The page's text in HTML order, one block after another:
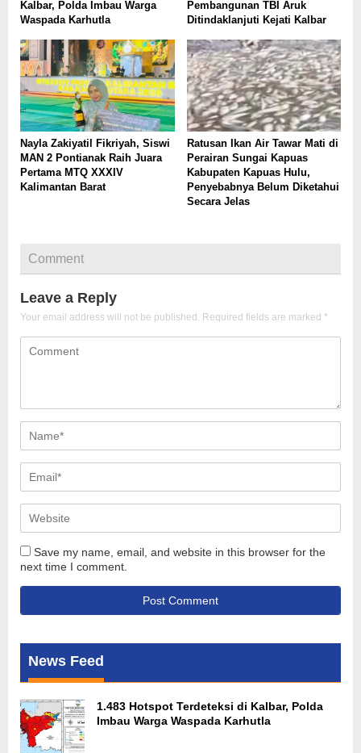
Kalbar, Polda Imbau Warga
Waspada Karhutla
Pembangunan TBI Aruk
Ditindaklanjuti Kejati Kalbar
Nayla Zakiyatil Fikriyah, Siswi
MAN 2 Pontianak Raih Juara
Pertama MTQ XXXIV
Kalimantan Barat
Ratusan Ikan Air Tawar Mati di
Perairan Sungai Kapuas
Kabupaten Kapuas Hulu,
Penyebabnya Belum Diketahui
Secara Jelas
Comment
Leave a Reply
Your email address will not be published. Required fields are marked *
Save my name, email, and website in this browser for the
next time I comment.
News Feed
1.483 Hotspot Terdeteksi di Kalbar, Polda
Imbau Warga Waspada Karhutla